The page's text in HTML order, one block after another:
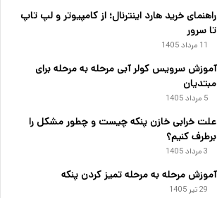
راهنمای خرید هارد اینترنال؛ از کامپیوتر و لپ تاپ
تا سرور
11 مرداد 1405
آموزش سرویس کولر آبی مرحله به مرحله برای
مبتدیان
5 مرداد 1405
علت خرابی خازن پنکه چیست و چطور مشکل را
برطرف کنیم؟
3 مرداد 1405
آموزش مرحله به مرحله تمیز کردن پنکه
29 تیر 1405